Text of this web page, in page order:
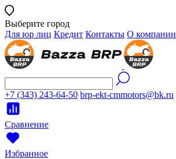
Выберите город
Для юр лиц Кредит Контакты О компании
+7 (343) 243-64-50 brp-ekt-cmmotors@bk.ru
Сравнение
Избранное